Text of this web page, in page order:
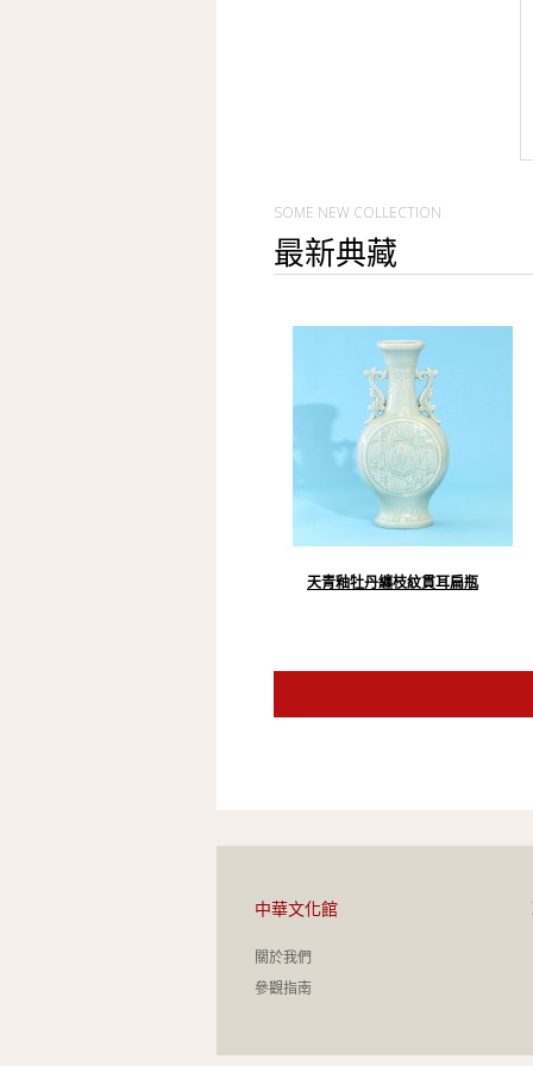
SOME NEW COLLECTION
最新典藏
天青釉牡丹纏枝紋貫耳扁瓶
中華文化館
關於我們
參觀指南